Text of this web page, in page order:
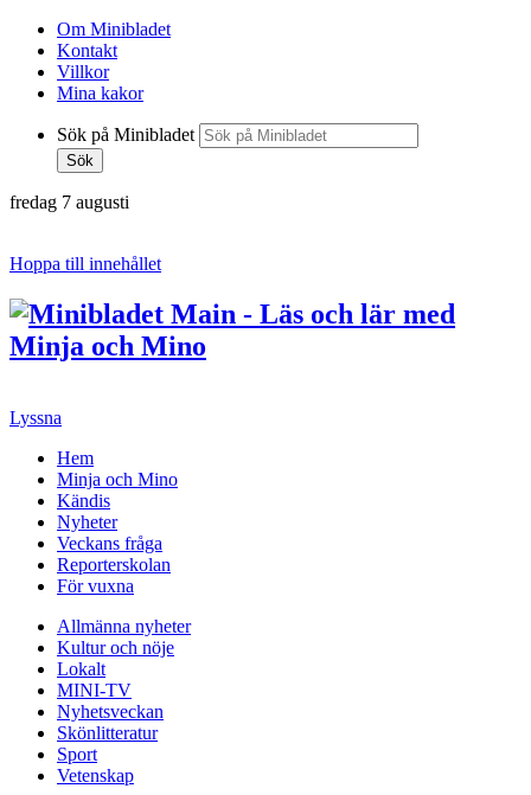
Om Minibladet
Kontakt
Villkor
Mina kakor
Sök på Minibladet
Sök
fredag 7 augusti
Hoppa till innehållet
Lyssna
Hem
Minja och Mino
Kändis
Nyheter
Veckans fråga
Reporterskolan
För vuxna
Allmänna nyheter
Kultur och nöje
Lokalt
MINI-TV
Nyhetsveckan
Skönlitteratur
Sport
Vetenskap